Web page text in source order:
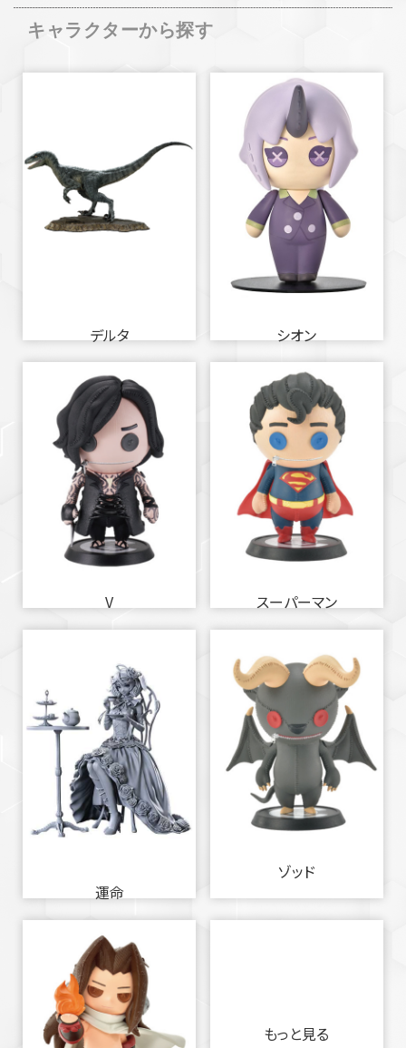
キャラクターから探す
デルタ シオン
V スーパーマン
運命
ゾッド
もっと見る